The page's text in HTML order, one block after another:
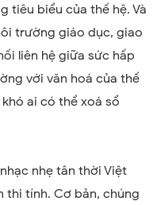
tiêu biểu của thế hệ. Và
trường giáo dục, giao
liên hệ giữa sức hấp
với văn hoá của thế
ai có thể xoá sổ
nhẹ tân thời Việt
thi tính. Cơ bản, chúng